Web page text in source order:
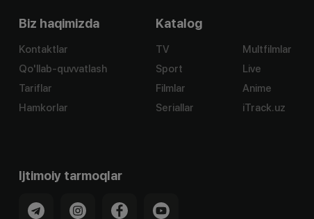
Biz haqimizda
Kontaktlar
Qo'llab-quvvatlash
Tariflar
Hamkorlar
Katalog
TV
Sport
Filmlar
Seriallar
Multfilmlar
Live
Anime
iTrack.uz
Ijtimoiy tarmoqlar